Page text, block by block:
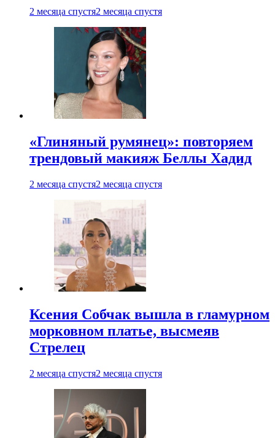
2 месяца спустя2 месяца спустя
«Глиняный румянец»: повторяем
трендовый макияж Беллы Хадид
2 месяца спустя2 месяца спустя
Ксения Собчак вышла в гламурном
морковном платье, высмеяв
Стрелец
2 месяца спустя2 месяца спустя